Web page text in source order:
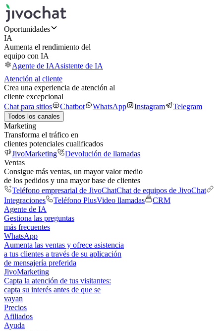
Oportunidades
IA
Aumenta el rendimiento del
equipo con IA
Agente de IAAsistente de IA
Atención al cliente
Crea una experiencia de atención al
cliente excepcional
Chat para sitios
Chatbot WhatsApp Instagram Telegram
Todos los canales
Marketing
Transforma el tráfico en
clientes potenciales cualificados
JivoMarketing
Devolución de llamadas
Ventas
Consigue más ventas, un mayor valor medio
de los pedidos y una mayor base de clientes
Teléfono empresarial de JivoChatChat de equipos de JivoChat
Integraciones
Teléfono PlusVideo llamadas
CRM
Agente de IA
Gestiona las preguntas
más frecuentes
WhatsApp
Aumenta las ventas y ofrece asistencia
a tus clientes a través de su aplicación
de mensajería preferida
JivoMarketing
Capta la atención de tus visitantes:
capta su interés antes de que se
vayan
Precios
Afiliados
Ayuda